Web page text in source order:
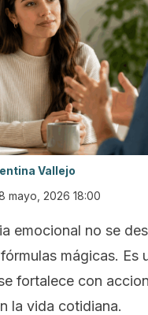
Vallejo
mayo, 2026 18:00
emocional no se
mágicas. Es
fortalece con
la vida cotidiana.